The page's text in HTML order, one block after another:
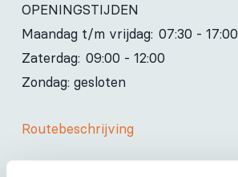
OPENINGSTIJDEN
Maandag t/m vrijdag: 07:30 - 17:00
Zaterdag: 09:00 - 12:00
Zondag: gesloten
Routebeschrijving